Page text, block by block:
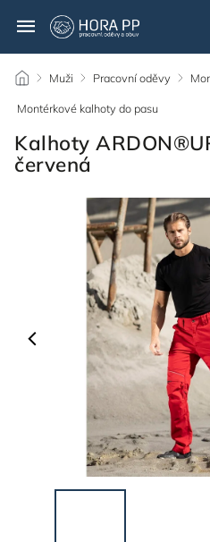
/ Muži / Pracovní oděvy /
Montérkové kalhoty do pasu
Kalhoty
červená